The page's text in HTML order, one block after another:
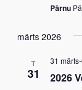
Pärnu
märts 2026
T
31 2026
31